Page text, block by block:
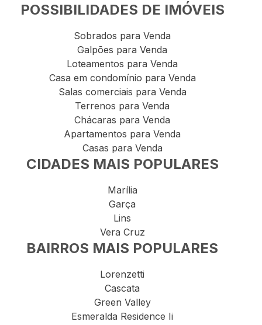
POSSIBILIDADES DE IMÓVEIS
Sobrados para Venda
Galpões para Venda
Loteamentos para Venda
Casa em condomínio para Venda
Salas comerciais para Venda
Terrenos para Venda
Chácaras para Venda
Apartamentos para Venda
Casas para Venda
CIDADES MAIS POPULARES
Marília
Garça
Lins
Vera Cruz
BAIRROS MAIS POPULARES
Lorenzetti
Cascata
Green Valley
Esmeralda Residence Ii